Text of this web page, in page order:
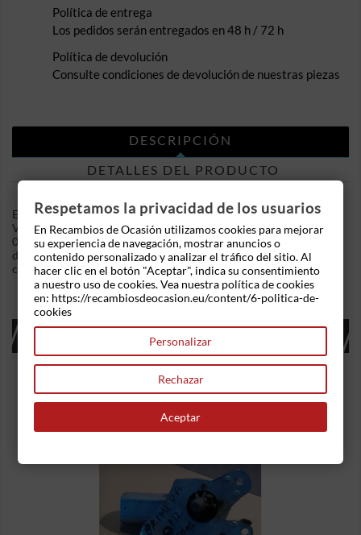
Política de entrega
Los pedidos serán entregados en 48 h / 72 h
Política de devolución
Consulte condiciones de devolución de nuestras piezas
DESCRIPCIÓN
DETALLES DEL PRODUCTO
En Recambios de Ocasion disponemos de Moldura Ford Escort
VI (GAL) (1992-1995) 1.4 (75 cv) .Referencia Interna:
05111743505879 - Ref: 95ABA62284-ADW. Ademas,
disponemos de mas recambios, si tiene cualquier duda
consultenos.
16 OTROS PRODUCTOS EN LA MISMA
CATEGORÍA:
Respetamos la privacidad de los usuarios
En Recambios de Ocasión utilizamos cookies para mejorar
su experiencia de navegación, mostrar anuncios o
contenido personalizado y analizar el tráfico del sitio. Al
hacer clic en el botón "Aceptar", indica su consentimiento
a nuestro uso de cookies. Vea nuestra política de cookies
en: https://recambiosdeocasion.eu/content/6-politica-de-
cookies
Personalizar
Rechazar
Aceptar